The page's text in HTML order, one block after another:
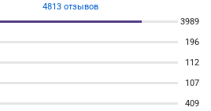
4813 отзывов
3989
196
112
107
409